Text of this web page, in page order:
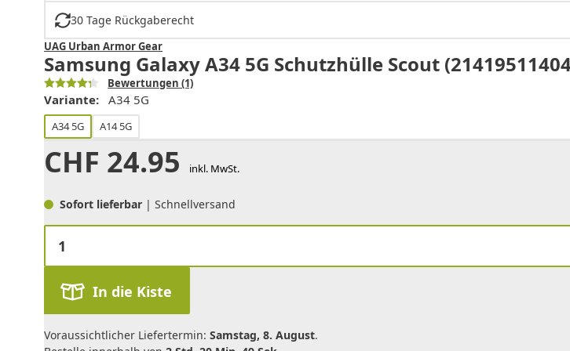
30 Tage Rückgaberecht
UAG Urban Armor Gear
Samsung Galaxy A34 5G Schutzhülle Scout
Bewertungen (1)
Variante: A34 5G
A34 5G A14 5G
CHF 24.95 inkl. MwSt.
Sofort lieferbar | Schnellversand
In die Kiste
Voraussichtlicher Liefertermin: Samstag, 8. August.